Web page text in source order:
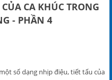
CA KHÚC TRONG
- PHẦN 4
số dạng nhịp điệu, tiết tấu của